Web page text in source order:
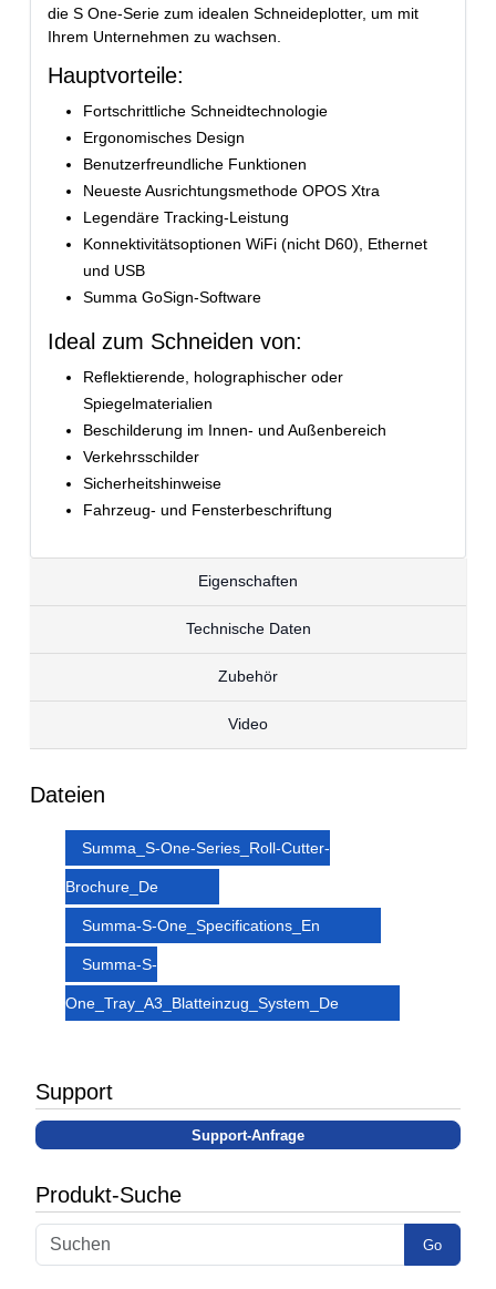
die S One-Serie zum idealen Schneideplotter, um mit
Ihrem Unternehmen zu wachsen.
Hauptvorteile:
Fortschrittliche Schneidtechnologie
Ergonomisches Design
Benutzerfreundliche Funktionen
Neueste Ausrichtungsmethode OPOS Xtra
Legendäre Tracking-Leistung
Konnektivitätsoptionen WiFi (nicht D60), Ethernet
und USB
Summa GoSign-Software
Ideal zum Schneiden von:
Reflektierende, holographischer oder
Spiegelmaterialien
Beschilderung im Innen- und Außenbereich
Verkehrsschilder
Sicherheitshinweise
Fahrzeug- und Fensterbeschriftung
Eigenschaften
Technische Daten
Zubehör
Video
Dateien
Summa_S-One-Series_Roll-Cutter-
Brochure_De
Summa-S-One_Specifications_En
Summa-S-
One_Tray_A3_Blatteinzug_System_De
Support
Support-Anfrage
Produkt-Suche
Go